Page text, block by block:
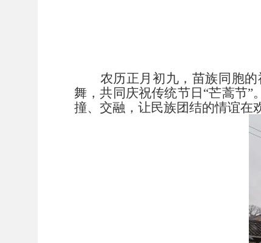
农历正月初九，苗族同胞
舞，共同庆祝传统节日“芒蒿节
撞、交融，让民族团结的情谊在